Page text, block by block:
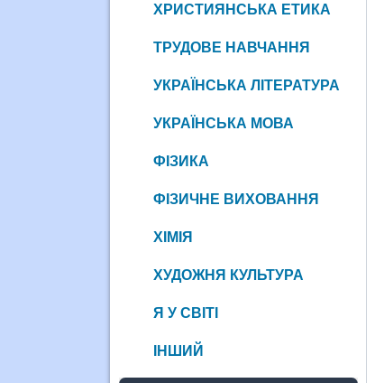
ХРИСТИЯНСЬКА ЕТИКА
ТРУДОВЕ НАВЧАННЯ
УКРАЇНСЬКА ЛІТЕРАТУРА
УКРАЇНСЬКА МОВА
ФІЗИКА
ФІЗИЧНЕ ВИХОВАННЯ
ХІМІЯ
ХУДОЖНЯ КУЛЬТУРА
Я У СВІТІ
ІНШИЙ